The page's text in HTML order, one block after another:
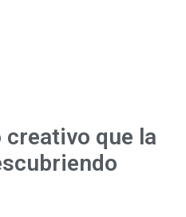
creativo que la